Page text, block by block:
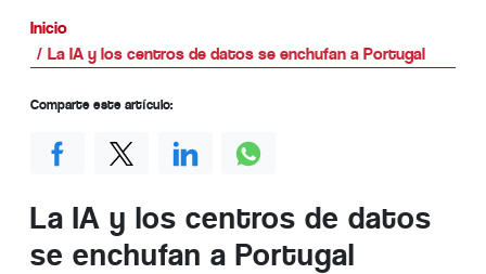
Inicio
La IA y los centros de datos se enchufan a Portugal
La IA y los centros de datos
se enchufan a Portugal
Comparte este artículo: